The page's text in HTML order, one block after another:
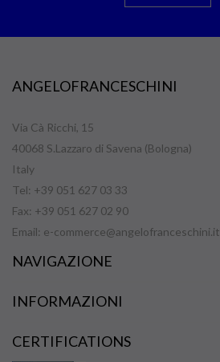
ANGELOFRANCESCHINI
Via Cà Ricchi, 15
40068 S.Lazzaro di Savena (Bologna)
Italy
Tel: +39 051 627 03 33
Fax: +39 051 627 02 90
Email: e-commerce@angelofranceschini.it
NAVIGAZIONE
INFORMAZIONI
CERTIFICATIONS